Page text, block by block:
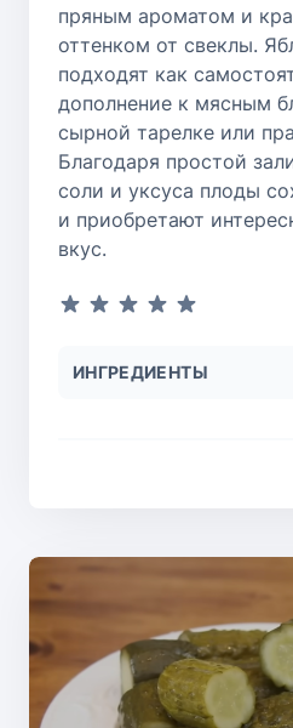
пряным ароматом и
оттенком от свеклы.
подходят как
дополнение к мясным
сырной тарелке или
Благодаря простой
соли и уксуса плоды
и приобретают
вкус.
ИНГРЕДИЕНТЫ